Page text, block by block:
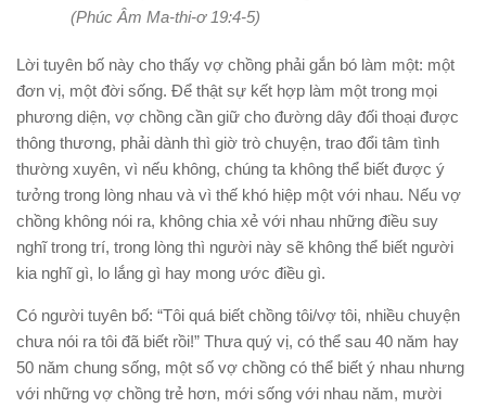
(Phúc Âm Ma-thi-ơ 19:4-5)
Lời tuyên bố này cho thấy vợ chồng phải gắn bó làm một: một
đơn vị, một đời sống. Để thật sự kết hợp làm một trong mọi
phương diện, vợ chồng cần giữ cho đường dây đối thoại được
thông thương, phải dành thì giờ trò chuyện, trao đổi tâm tình
thường xuyên, vì nếu không, chúng ta không thể biết được ý
tưởng trong lòng nhau và vì thế khó hiệp một với nhau. Nếu vợ
chồng không nói ra, không chia xẻ với nhau những điều suy
nghĩ trong trí, trong lòng thì người này sẽ không thể biết người
kia nghĩ gì, lo lắng gì hay mong ước điều gì.
Có người tuyên bố: “Tôi quá biết chồng tôi/vợ tôi, nhiều chuyện
chưa nói ra tôi đã biết rồi!” Thưa quý vị, có thể sau 40 năm hay
50 năm chung sống, một số vợ chồng có thể biết ý nhau nhưng
với những vợ chồng trẻ hơn, mới sống với nhau năm, mười